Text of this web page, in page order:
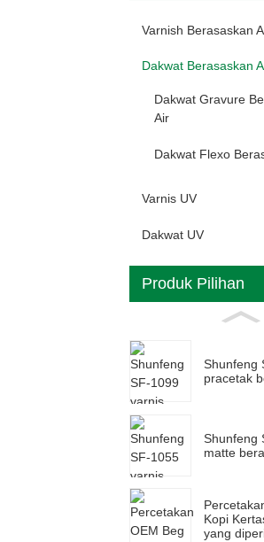
Varnish Berasaskan
Dakwat Berasaskan
Dakwat Gravure
Air
Dakwat Flexo
Varnis UV
Dakwat UV
Produk Pilihan
Shunfeng
pracetak
Shunfeng
matte
Kopi
yang